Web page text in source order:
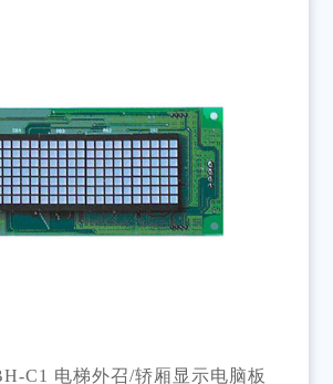
C1 电梯外召/轿厢显示电脑板